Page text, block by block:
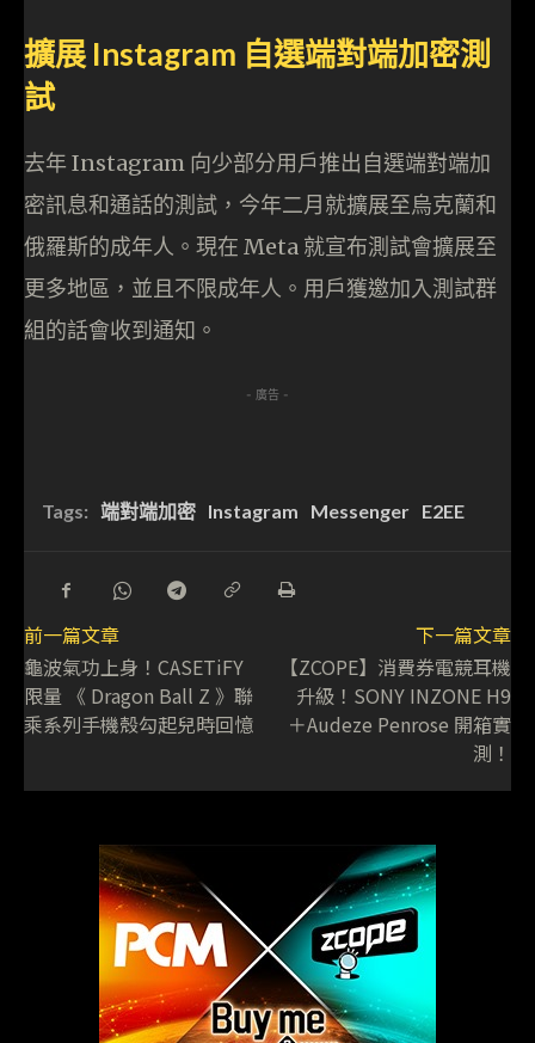
擴展 Instagram 自選端對端加密測
試
去年 Instagram 向少部分用戶推出自選端對端加
密訊息和通話的測試，今年二月就擴展至烏克蘭和
俄羅斯的成年人。現在 Meta 就宣布測試會擴展至
更多地區，並且不限成年人。用戶獲邀加入測試群
組的話會收到通知。
- 廣告 -
Tags: 端對端加密 Instagram Messenger E2EE
前一篇文章
龜波氣功上身！CASETiFY
限量 《 Dragon Ball Z 》聯
乘系列手機殼勾起兒時回憶
下一篇文章
【ZCOPE】消費券電競耳機
升級！SONY INZONE H9
＋Audeze Penrose 開箱實
測！